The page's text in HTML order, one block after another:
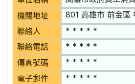
機關地址 801 高雄市 前金區
聯絡人 * * * * *
聯絡電話 * * * * *
傳真號碼 * * * * *
電子郵件 * * * * *